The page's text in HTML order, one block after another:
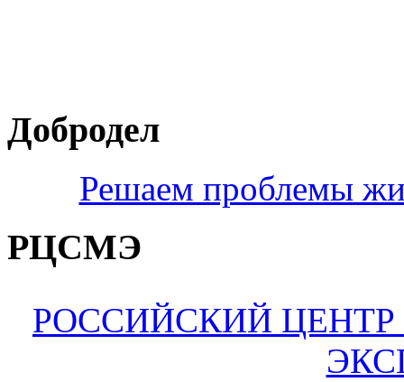
Добродел
Решаем проблемы
РЦСМЭ
РОССИЙСКИЙ